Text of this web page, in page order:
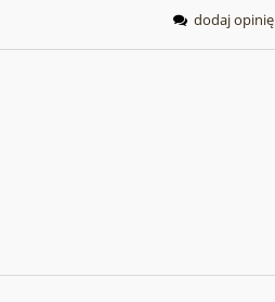
dodaj opinię